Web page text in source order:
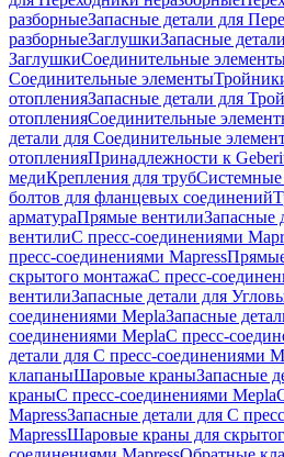
разборныеЗапасные детали для
разборныеЗаглушкиЗапасные
ЗаглушкиСоединительные
Соединительные элементы
отопленияЗапасные детали для
отопленияСоединительные
детали для Соединительные
отопленияПринадлежности к
медиКрепления для трубСистемные
болтов для фланцевых соединений
арматураПрямые вентилиЗапасные
вентилиС пресс-соединениями
пресс-соединениями Mapress
скрытого монтажаС пресс-
вентилиЗапасные детали для
соединениями MeplaЗапасные
соединениями MeplaС пресс-
детали для С пресс-соединениями
клапаныШаровые краныЗапасные
краныС пресс-соединениями Mepla
MapressЗапасные детали для С
MapressШаровые краны для